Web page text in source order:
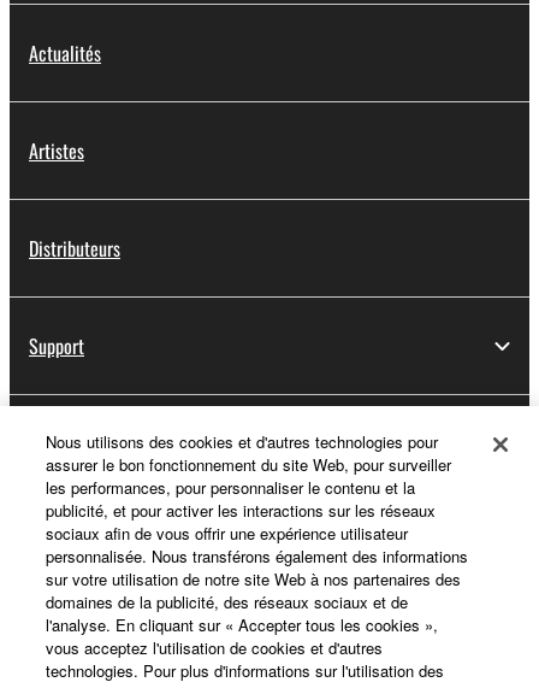
Actualités
Artistes
Distributeurs
Support
Yamaha Music ID - Enregistrement
A propos de Yamaha
France - French
Professionnel
Nous utilisons des cookies et d'autres technologies pour
assurer le bon fonctionnement du site Web, pour surveiller
les performances, pour personnaliser le contenu et la
publicité, et pour activer les interactions sur les réseaux
sociaux afin de vous offrir une expérience utilisateur
personnalisée. Nous transférons également des informations
sur votre utilisation de notre site Web à nos partenaires des
domaines de la publicité, des réseaux sociaux et de
l'analyse. En cliquant sur « Accepter tous les cookies »,
vous acceptez l'utilisation de cookies et d'autres
technologies. Pour plus d'informations sur l'utilisation des